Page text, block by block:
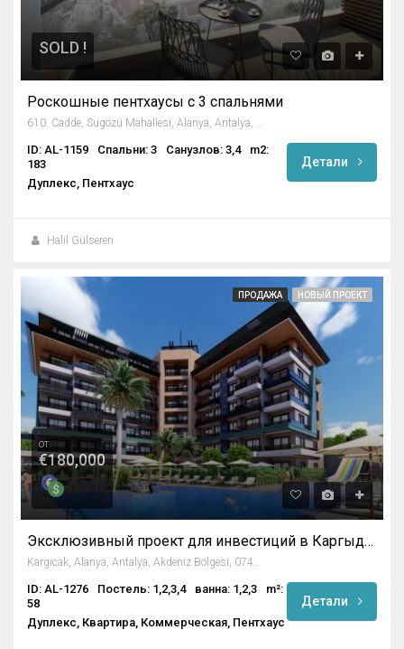
SOLD !
Роскошные пентхаусы с 3 спальнями
ID: AL-1159 Спальни: 3 Санузлов: 3,4
m2:
183
Дуплекс, Пентхаус
Детали
Halil Gülseren
ПРОДАЖА НОВЫЙ ПРОЕКТ
от
€180,000
Эксклюзивный проект для инвестиций в Каргыджаке, Алания
Kargıcak, Alanya, Antalya, Akdeniz Bölgesi, 07435, Türkiye
ID: AL-1276 Постель: 1,2,3,4 ванна: 1,2,3
m²:
58
Дуплекс, Квартира, Коммерческая, Пентхаус
Детали